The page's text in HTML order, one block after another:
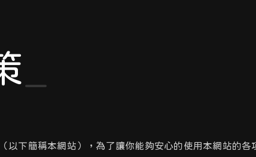
下簡稱本網站），為了讓你能夠安心的使用本網站的